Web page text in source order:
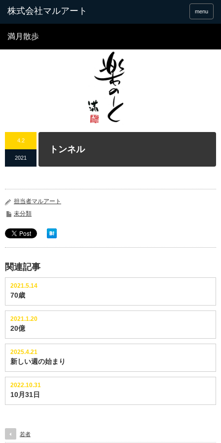
menu
満月散歩
4.2
2021
トンネル
担当者マルアート
未分類
関連記事
2021.5.14
70歳
2021.1.20
20億
2025.4.21
新しい週の始まり
2022.10.31
10月31日
若者